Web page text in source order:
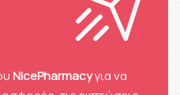
NicePharmacyγια να